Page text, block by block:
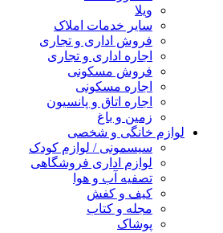
ویلا
سایر خدمات املاک
فروش اداری و تجاری
اجاره اداری و تجاری
فروش مسکونی
اجاره مسکونی
اجاره اتاق و پانسیون
زمین و باغ
لوازم خانگی و شخصی
سیسمونی / لوازم کودک
لوازم اداری فروشگاهی
تصفیه آب و هوا
کیف و کفش
مجله و کتاب
پوشاک